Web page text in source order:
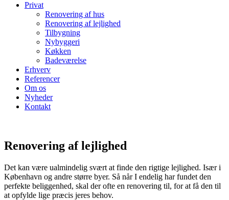
Privat
Renovering af hus
Renovering af lejlighed
Tilbygning
Nybyggeri
Køkken
Badeværelse
Erhverv
Referencer
Om os
Nyheder
Kontakt
Renovering af lejlighed
Det kan være ualmindelig svært at finde den rigtige lejlighed. Især i
København og andre større byer. Så når I endelig har fundet den
perfekte beliggenhed, skal der ofte en renovering til, for at få den til
at opfylde lige præcis jeres behov.